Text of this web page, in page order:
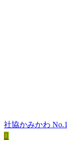
社協かみかわ